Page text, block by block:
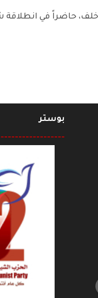
حاضراً في
تثير القلق البالغ !
بوستر